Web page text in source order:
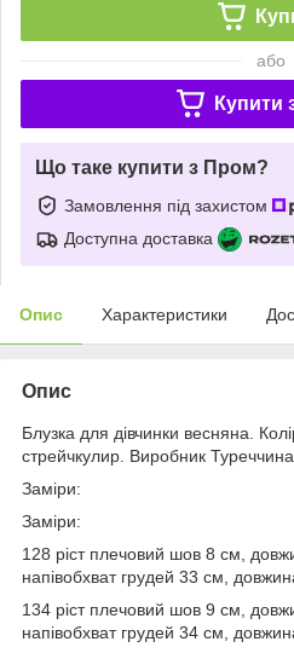
або
Купити
Що таке купити з Пром?
Замовлення під захистом
Доступна доставка
Опис Характеристики
Опис
Блузка для дівчинки весняна.
стрейчкулир. Виробник
Заміри:
Заміри:
128 ріст плечовий шов 8 см,
напівобхват грудей 33 см,
134 ріст плечовий шов 9 см,
напівобхват грудей 34 см,